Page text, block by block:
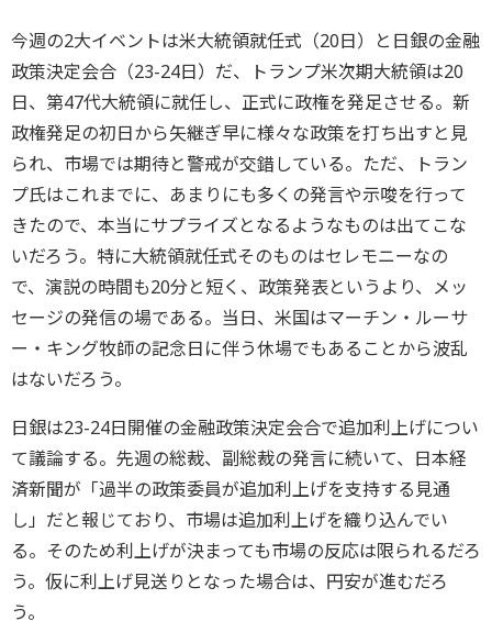
今週の2大イベントは米大統領就任式（20日）と日銀の金融
政策決定会合（23-24日）だ、トランプ米次期大統領は20
日、第47代大統領に就任し、正式に政権を発足させる。新
政権発足の初日から矢継ぎ早に様々な政策を打ち出すと見
られ、市場では期待と警戒が交錯している。ただ、トラン
プ氏はこれまでに、あまりにも多くの発言や示唆を行って
きたので、本当にサプライズとなるようなものは出てこな
いだろう。特に大統領就任式そのものはセレモニーなの
で、演説の時間も20分と短く、政策発表というより、メッ
セージの発信の場である。当日、米国はマーチン・ルーサ
ー・キング牧師の記念日に伴う休場でもあることから波乱
はないだろう。
日銀は23-24日開催の金融政策決定会合で追加利上げについ
て議論する。先週の総裁、副総裁の発言に続いて、日本経
済新聞が「過半の政策委員が追加利上げを支持する見通
し」だと報じており、市場は追加利上げを織り込んでい
る。そのため利上げが決まっても市場の反応は限られるだろ
う。仮に利上げ見送りとなった場合は、円安が進むだろ
う。